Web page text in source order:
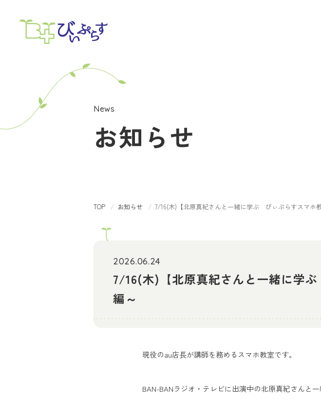
News
お知らせ
TOP お知らせ 7/16(木)【北原真紀さんと一緒に学ぶ びぃぷらすスマホ
2026.06.24
7/16(木)【北原真紀さんと一緒に学
編～
現役のau店長が講師を務めるスマホ教室です。
BAN-BANラジオ・テレビに出演中の北原真紀さんと